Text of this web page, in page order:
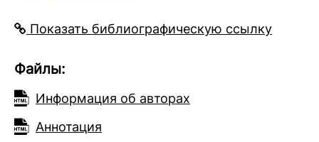
Показать библиографическую ссылку
Файлы:
Информация об авторах
Аннотация